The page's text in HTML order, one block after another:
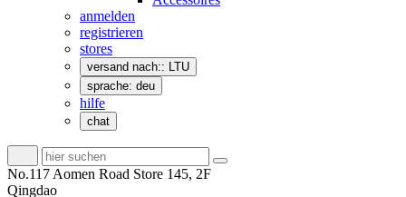
anmelden
registrieren
stores
versand nach:: LTU
sprache: deu
hilfe
chat
No.117 Aomen Road Store 145, 2F
Qingdao